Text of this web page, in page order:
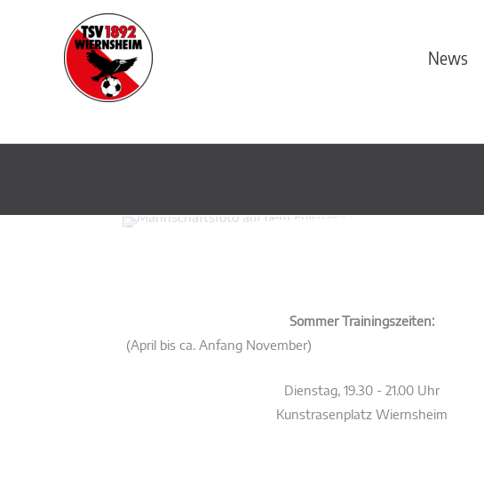
News
Sommer Trainingszeiten:
(April bis ca. Anfang November)
Dienstag, 19.30 - 21.00 Uhr
Kunstrasenplatz Wiernsheim